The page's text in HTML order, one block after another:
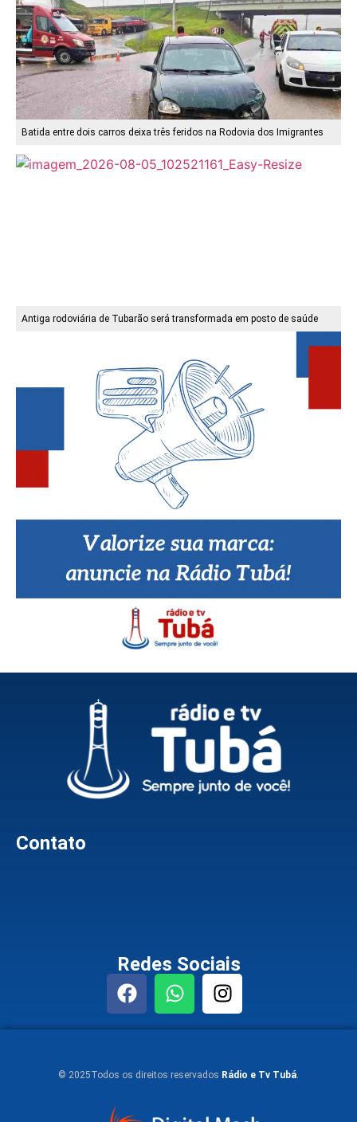
Batida entre dois carros deixa três feridos na Rodovia dos Imigrantes
Antiga rodoviária de Tubarão será transformada em posto de saúde
Contato
Redes Sociais
© 2025Todos os direitos reservados Rádio e Tv Tubá.